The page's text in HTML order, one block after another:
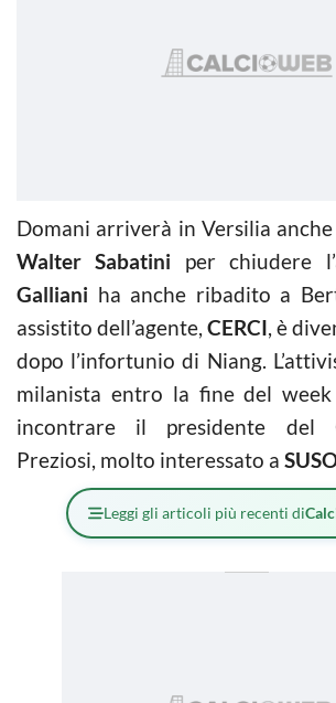
Domani arriverà in Versilia
Walter Sabatini per chiudere
Galliani ha anche ribadito a
assistito dell’agente, CERCI, è
dopo l’infortunio di Niang.
milanista entro la fine del
incontrare il presidente del
Preziosi, molto interessato a
Leggi gli articoli più recenti di